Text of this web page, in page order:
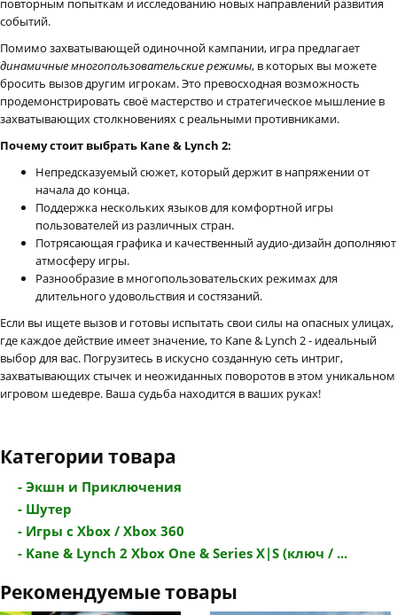
повторным попыткам и исследованию новых направлений развития
событий.
Помимо захватывающей одиночной кампании, игра предлагает
динамичные многопользовательские режимы, в которых вы можете
бросить вызов другим игрокам. Это превосходная возможность
продемонстрировать своё мастерство и стратегическое мышление в
захватывающих столкновениях с реальными противниками.
Почему стоит выбрать Kane & Lynch 2:
Непредсказуемый сюжет, который держит в напряжении от
начала до конца.
Поддержка нескольких языков для комфортной игры
пользователей из различных стран.
Потрясающая графика и качественный аудио-дизайн дополняют
атмосферу игры.
Разнообразие в многопользовательских режимах для
длительного удовольствия и состязаний.
Если вы ищете вызов и готовы испытать свои силы на опасных улицах,
где каждое действие имеет значение, то Kane & Lynch 2 - идеальный
выбор для вас. Погрузитесь в искусно созданную сеть интриг,
захватывающих стычек и неожиданных поворотов в этом уникальном
игровом шедевре. Ваша судьба находится в ваших руках!
Категории товара
- Экшн и Приключения
- Шутер
- Игры с Xbox / Xbox 360
- Kane & Lynch 2 Xbox One & Series X|S (ключ / ...
Рекомендуемые товары